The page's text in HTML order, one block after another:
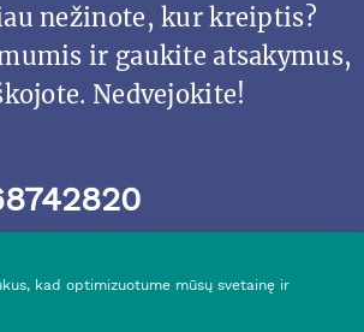
kad optimizuotume mūsų svetainę ir
nežinote, kur kreiptis?
ir gaukite atsakymus,
Nedvejokite!